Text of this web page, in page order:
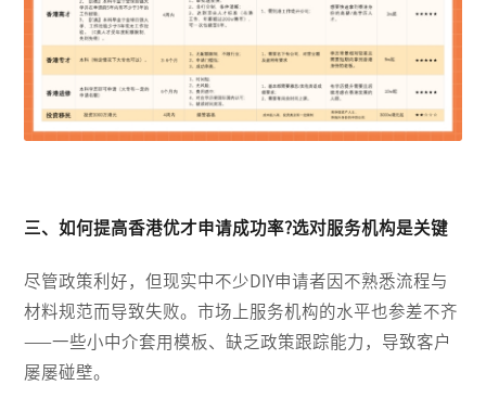
三、如何提高香港优才申请成功率?选对服务机构是关键
尽管政策利好，但现实中不少DIY申请者因不熟悉流程与
材料规范而导致失败。市场上服务机构的水平也参差不齐
——一些小中介套用模板、缺乏政策跟踪能力，导致客户
屡屡碰壁。